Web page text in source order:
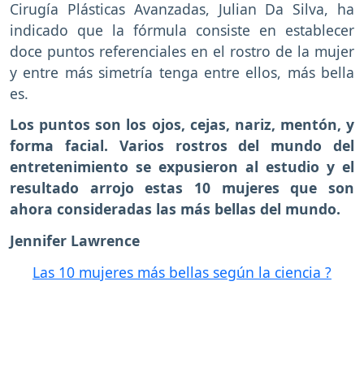
Cirugía Plásticas Avanzadas, Julian Da Silva, ha
indicado que la fórmula consiste en establecer
doce puntos referenciales en el rostro de la mujer
y entre más simetría tenga entre ellos, más bella
es.
Los puntos son los ojos, cejas, nariz, mentón, y
forma facial. Varios rostros del mundo del
entretenimiento se expusieron al estudio y el
resultado arrojo estas 10 mujeres que son
ahora consideradas las más bellas del mundo.
Jennifer Lawrence
Las 10 mujeres más bellas según la ciencia ?